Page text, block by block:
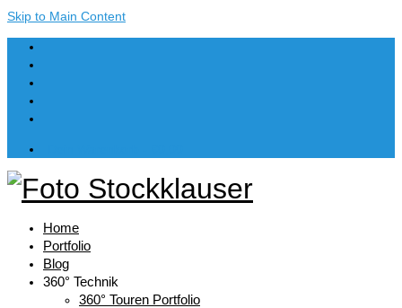
Skip to Main Content
Home
Portfolio
Blog
360° Technik
360° Touren Portfolio